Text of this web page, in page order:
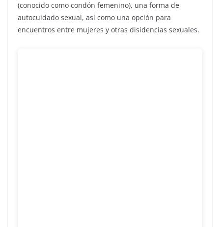
(conocido como condón femenino), una forma de
autocuidado sexual, así como una opción para
encuentros entre mujeres y otras disidencias sexuales.